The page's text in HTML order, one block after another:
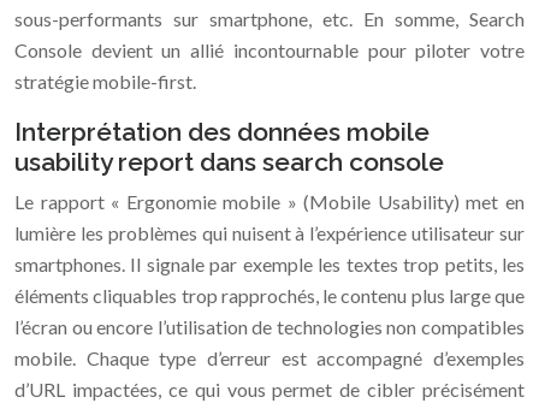
sous-performants sur smartphone, etc. En somme, Search
Console devient un allié incontournable pour piloter votre
stratégie mobile-first.
Interprétation des données mobile
usability report dans search console
Le rapport « Ergonomie mobile » (Mobile Usability) met en
lumière les problèmes qui nuisent à l’expérience utilisateur sur
smartphones. Il signale par exemple les textes trop petits, les
éléments cliquables trop rapprochés, le contenu plus large que
l’écran ou encore l’utilisation de technologies non compatibles
mobile. Chaque type d’erreur est accompagné d’exemples
d’URL impactées, ce qui vous permet de cibler précisément